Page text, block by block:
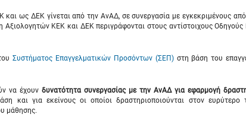
ως ΔΕΚ γίνεται από την ΑνΑΔ, σε συνεργασία με εγκεκριμένους
Αξιολογητών ΚΕΚ και ΔΕΚ περιγράφονται στους αντίστοιχους Οδηγούς
Συστήματος Επαγγελματικών Προσόντων (ΣΕΠ)στη βάση του
να έχουν δυνατότητα συνεργασίας με την ΑνΑΔ για εφαρμογή
και για εκείνους οι οποίοι δραστηριοποιούνται στον ευρύτερο
μάθησης.